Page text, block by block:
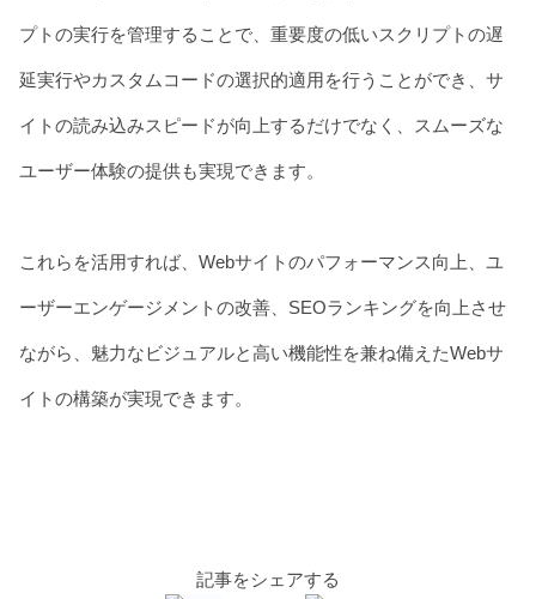
プトの実行を管理することで、重要度の低いスクリプトの遅
延実行やカスタムコードの選択的適用を行うことができ、サ
イトの読み込みスピードが向上するだけでなく、スムーズな
ユーザー体験の提供も実現できます。
これらを活用すれば、Webサイトのパフォーマンス向上、ユ
ーザーエンゲージメントの改善、SEOランキングを向上させ
ながら、魅力なビジュアルと高い機能性を兼ね備えたWebサ
イトの構築が実現できます。
記事をシェアする